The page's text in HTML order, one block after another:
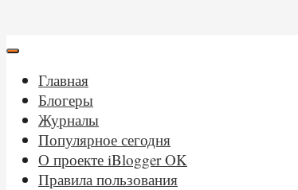
Главная
Блогеры
Журналы
Популярное сегодня
О проекте iBlogger OK
Правила пользования